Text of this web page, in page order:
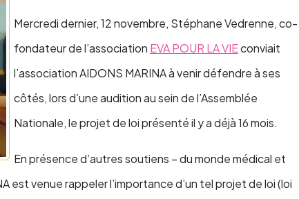
Mercredi dernier, 12 novembre, Stéphane Vedrenne, co-
fondateur de l’association EVA POUR LA VIEconviait
l’association AIDONS MARINA à venir défendre à ses
côtés, lors d’une audition au sein de l’Assemblée
Nationale, le projet de loi présenté il y a déjà 16 mois.
En présence d’autres soutiens – du monde médical et
est venue rappeler l’importance d’un tel projet de loi (loi